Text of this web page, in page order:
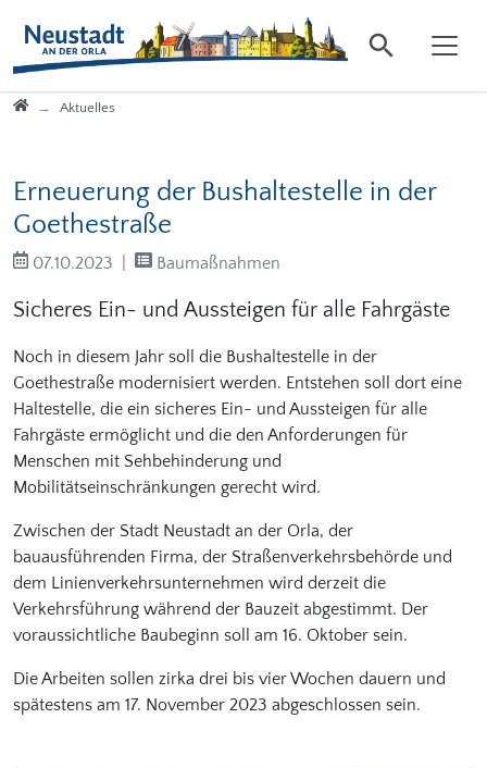
StartseiteAktuelles
Erneuerung der Bushaltestelle in der
Goethestraße
07.10.2023 Baumaßnahmen
Sicheres Ein- und Aussteigen für alle Fahrgäste
Noch in diesem Jahr soll die Bushaltestelle in der
Goethestraße modernisiert werden. Entstehen soll dort eine
Haltestelle, die ein sicheres Ein- und Aussteigen für alle
Fahrgäste ermöglicht und die den Anforderungen für
Menschen mit Sehbehinderung und
Mobilitätseinschränkungen gerecht wird.
Zwischen der Stadt Neustadt an der Orla, der
bauausführenden Firma, der Straßenverkehrsbehörde und
dem Linienverkehrsunternehmen wird derzeit die
Verkehrsführung während der Bauzeit abgestimmt. Der
voraussichtliche Baubeginn soll am 16. Oktober sein.
Die Arbeiten sollen zirka drei bis vier Wochen dauern und
spätestens am 17. November 2023 abgeschlossen sein.